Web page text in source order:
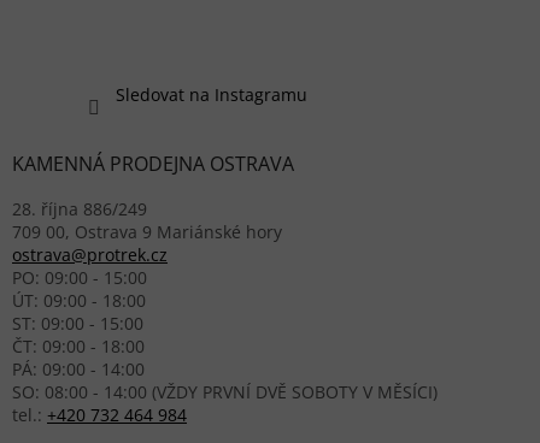
Sledovat na Instagramu
KAMENNÁ PRODEJNA OSTRAVA
28. října 886/249
709 00, Ostrava 9 Mariánské hory
ostrava@protrek.cz
PO: 09:00 - 15:00
ÚT: 09:00 - 18:00
ST: 09:00 - 15:00
ČT: 09:00 - 18:00
PÁ: 09:00 - 14:00
SO: 08:00 - 14:00 (VŽDY PRVNÍ DVĚ SOBOTY V MĚSÍCI)
tel.: +420 732 464 984